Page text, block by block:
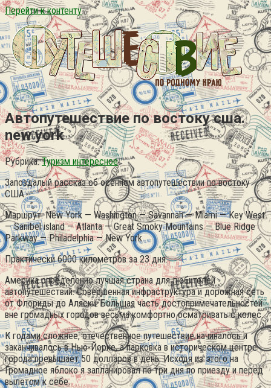
Перейти к контенту
Автопутешествие по востоку сша.
new york
Рубрика: Туризм интересное
Запоздалый рассказ об осеннем автопутешествии по востоку
США.
Маршрут: New York — Washington — Savannah — Miami — Key West
— Sanibel island — Atlanta — Great Smoky Mountains — Blue Ridge
Parkway — Philadelphia — New York
Практически 6000 километров за 23 дня.
Америка определенно лучшая страна для любителей
автопутешествий. Совершенная инфраструктура и дорожная сеть
от Флориды до Аляски. Большая часть достопримечательностей
вне громадных городов весьма комфортно осматривать с колес.
К годами сложнее, отечественное путешествие начиналось и
заканчивалось в Нью-Йорке, а парковка в историческом центре
города превышает 50 долларов в день.Исходя из этого на
Громадное яблоко я запланировал по три дня по приезду и перед
вылетом к себе.